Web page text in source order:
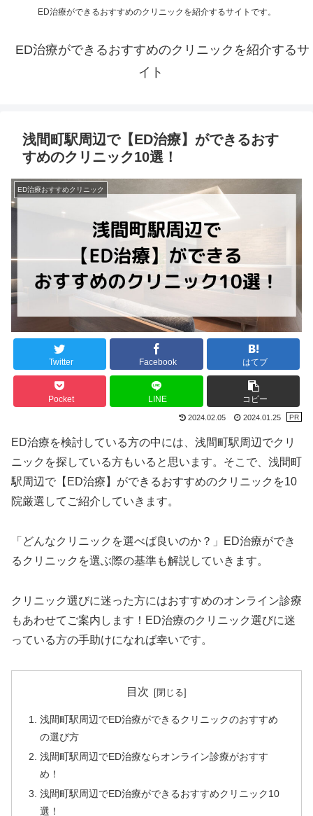
ED治療ができるおすすめのクリニックを紹介するサイトです。
ED治療ができるおすすめのクリニックを紹介するサ
イト
浅間町駅周辺で【ED治療】ができるおす
すめのクリニック10選！
ED治療おすすめクリニック
Twitter Facebook はてブ
Pocket LINE コピー
2024.02.05 2024.01.25
ED治療を検討している方の中には、浅間町駅周辺でクリ
ニックを探している方もいると思います。そこで、浅間町
駅周辺で【ED治療】ができるおすすめのクリニックを10
院厳選してご紹介していきます。
「どんなクリニックを選べば良いのか？」ED治療ができ
るクリニックを選ぶ際の基準も解説していきます。
クリニック選びに迷った方にはおすすめのオンライン診療
もあわせてご案内します！ED治療のクリニック選びに迷
っている方の手助けになれば幸いです。
目次
浅間町駅周辺でED治療ができるクリニックのおすすめ
の選び方
浅間町駅周辺でED治療ならオンライン診療がおすす
め！
浅間町駅周辺でED治療ができるおすすめクリニック10
選！